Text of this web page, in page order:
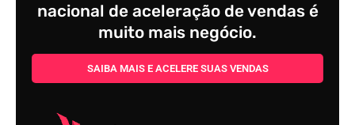
nacional de aceleração de vendas é
muito mais negócio.
SAIBA MAIS E ACELERE SUAS VENDAS